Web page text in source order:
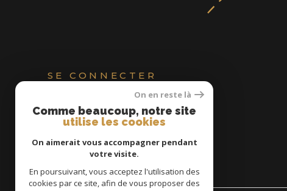
SE CONNECTER
ESPACE PROPRIÉTAIRE
On en reste là
Comme beaucoup, notre site
utilise les cookies
On aimerait vous accompagner pendant
votre visite.
En poursuivant, vous acceptez l'utilisation des
cookies par ce site, afin de vous proposer des